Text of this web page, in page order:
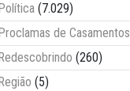
Política (7.029)
Proclamas de Casamentos
Redescobrindo (260)
Região (5)